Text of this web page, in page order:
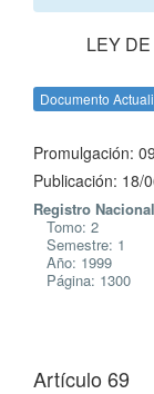
LEY
Documento
Promulgación:
Publicación: 18/
Registro
Tomo: 2
Semestre: 1
Año: 1999
Página: 1300
Artículo 69